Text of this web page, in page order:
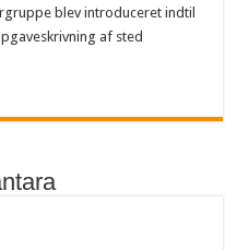
blev introduceret indtil
af sted